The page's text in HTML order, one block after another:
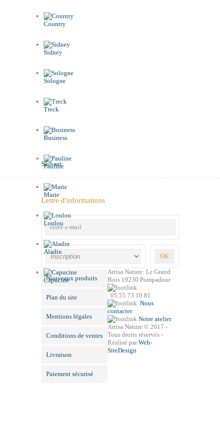
Country
Sidney
Sologne
Treck
Business
Pauline
Marie
Loulou
Aladin
Capucine
Suivant
Lettre d'informations
Nouveaux produits
Plan du site
Mentions légales
Conditions de ventes
Livraison
Paiement sécurisé
Artisa Nature: Le Grand
Bois 19230 Pompadour
05.55.73.10.81
Nous
contacter
Notre atelier
Artisa Nature © 2017 -
Tous droits réservés -
Réalisé parWeb-
SiteDesign